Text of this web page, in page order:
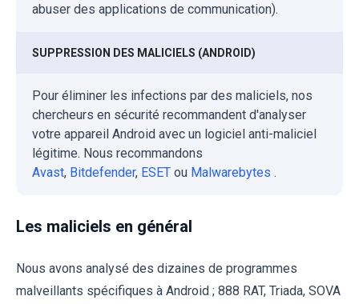
abuser des applications de communication).
SUPPRESSION DES MALICIELS (ANDROID)
Pour éliminer les infections par des maliciels, nos
chercheurs en sécurité recommandent d'analyser
votre appareil Android avec un logiciel anti-maliciel
légitime. Nous recommandons
Avast, Bitdefender, ESET ou Malwarebytes .
Les maliciels en général
Nous avons analysé des dizaines de programmes
malveillants spécifiques à Android ; 888 RAT, Triada, SOVA